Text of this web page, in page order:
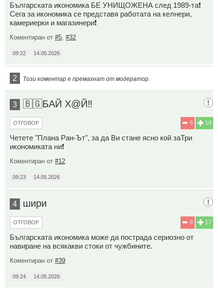
Българската икономика БЕ УНИЩОЖЕНА след 1989-та❗
Сега за икономика се представя работата на келнери,
камериерки и магазинери❗
Коментиран от #5 #32
09:22 14.05.2026
2 Този коментар е премахнат от модератор.
3 🇧🇬БАЙ Х@Й‼️
19
6
ОТГОВОР
Четете "Плана Ран-Ът", за да Ви стане ясно кой заТри
икономиката ни❗
Коментиран от #12
09:23 14.05.2026
4 шири
17
8
ОТГОВОР
Българската икономика може да пострада сериозно от
навиране на всякакви стоки от чужбините.
Коментиран от #39
09:24 14.05.2026